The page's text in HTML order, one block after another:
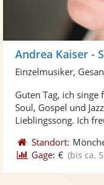
Andrea Kaiser -
Einzelmusiker,
Guten Tag, ich singe
Soul, Gospel und
Lieblingssong. Ich
Standort:
Gage: € (bis ca.